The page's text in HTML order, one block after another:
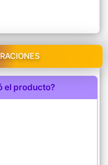
el producto?